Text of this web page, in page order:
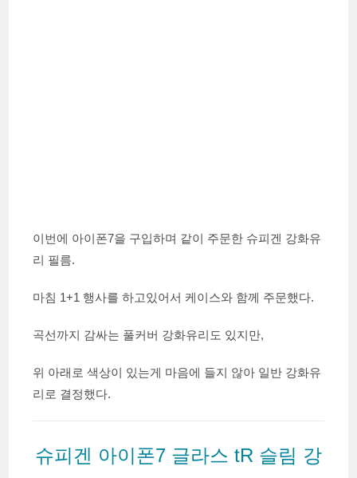
이번에 아이폰7을 구입하며 같이 주문한 슈피겐 강화유
리 필름.
마침 1+1 행사를 하고있어서 케이스와 함께 주문했다.
곡선까지 감싸는 풀커버 강화유리도 있지만,
위 아래로 색상이 있는게 마음에 들지 않아 일반 강화유
리로 결정했다.
슈피겐 아이폰7 글라스 tR 슬림 강